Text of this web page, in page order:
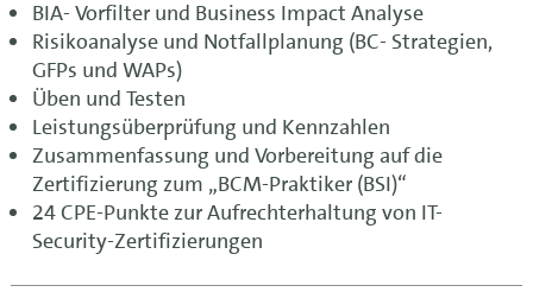
BIA- Vorfilter und Business Impact Analyse
Risikoanalyse und Notfallplanung (BC- Strategien,
GFPs und WAPs)
Üben und Testen
Leistungsüberprüfung und Kennzahlen
Zusammenfassung und Vorbereitung auf die
Zertifizierung zum „BCM-Praktiker (BSI)“
24 CPE-Punkte zur Aufrechterhaltung von IT-
Security-Zertifizierungen